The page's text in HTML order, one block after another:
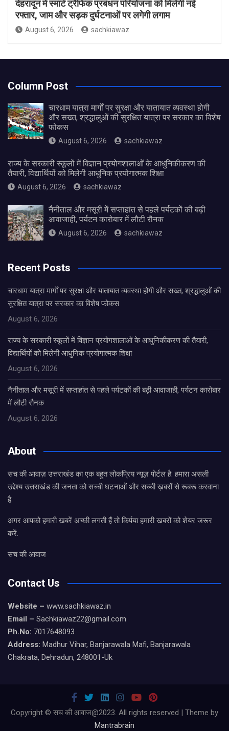
देहरादून में स्मार्ट ट्रैफिक प्रबंधन परियोजना को मिलेगी नई
रफ्तार, जाम और सड़क दुर्घटनाओं पर लगेगी लगाम
August 6, 2026 sachkiawaz
Column Post
चारधाम यात्रा मार्गों पर सुरक्षा और यातायात व्यवस्था होगी
और सख्त, श्रद्धालुओं की सुरक्षित यात्रा पर सरकार का विशेष
फोकस
August 6, 2026 sachkiawaz
राज्य के सरकारी स्कूलों में विज्ञान प्रयोगशालाओं के आधुनिकीकरण की
तैयारी, विद्यार्थियों को मिलेगी आधुनिक प्रयोगात्मक शिक्षा
August 6, 2026 sachkiawaz
नैनीताल और मसूरी में सप्ताहांत से पहले पर्यटकों की बढ़ी
आवाजाही, पर्यटन कारोबार में लौटी रौनक
August 6, 2026 sachkiawaz
Recent Posts
चारधाम यात्रा मार्गों पर सुरक्षा और यातायात व्यवस्था होगी और सख्त, श्रद्धालुओं की
सुरक्षित यात्रा पर सरकार का विशेष फोकस
August 6, 2026
राज्य के सरकारी स्कूलों में विज्ञान प्रयोगशालाओं के आधुनिकीकरण की तैयारी,
विद्यार्थियों को मिलेगी आधुनिक प्रयोगात्मक शिक्षा
August 6, 2026
नैनीताल और मसूरी में सप्ताहांत से पहले पर्यटकों की बढ़ी आवाजाही, पर्यटन कारोबार
में लौटी रौनक
August 6, 2026
About
सच की आवाज़ उत्तराखंड का एक बहुत लोकप्रिय न्यूज़ पोर्टल है. हमारा असली
उद्देश्य उत्तराखंड की जनता को सच्ची घटनाओं और सच्ची ख़बरों से रूबरू करवाना
है.
अगर आपको हमारी खबरें अच्छी लगती हैं तो किर्पया हमारी खबरों को शेयर जरूर
करें.
सच की आवाज
Contact Us
Website – www.sachkiawaz.in
Email – Sachkiawaz22@gmail.com
Ph.No: 7017648093
Address: Madhur Vihar, Banjarawala Mafi, Banjarawala
Chakrata, Dehradun, 248001-Uk
Copyright © सच की आवाज@2023. All rights reserved | Theme by
Mantrabrain